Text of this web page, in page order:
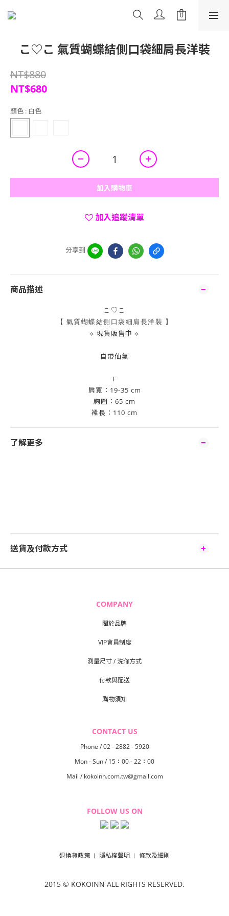
こ♡こ 氣質蝴蝶結側口袋細肩長洋裝
NT$880
NT$680
顏色 : 白色
加入購物車
加入追蹤清單
分享到
商品描述
こ♡こ
【 氣質蝴蝶結側口袋細肩長洋裝 】
⟡ 現貨販售中 ⟡
自帶仙氣
F
肩寬：19-35 cm
胸圍：65 cm
裙長：110 cm
了解更多
送貨及付款方式
COMPANY
關於品牌
VIP會員制度
測量尺寸 / 洗滌方式
付款與配送
購物須知
CONTACT US
Phone / 02 - 2882 - 5920
Mon - Sun / 15：00 - 22：00
Mail / kokoinn.com.tw@gmail.com
FOLLOW US ON
退換貨政策 ︱ 隱私權聲明 ︱ 條款及細則
2015 © KOKOINN ALL RIGHTS RESERVED.